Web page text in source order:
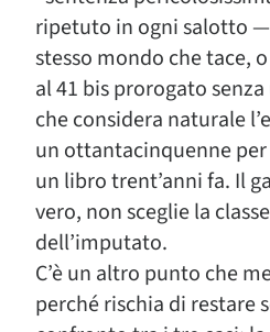
ripetuto in ogni salotto
stesso mondo che tace,
al 41 bis prorogato
che considera naturale
un ottantacinquenne
un libro trent’anni fa. Il
vero, non sceglie la
dell’imputato.
C’è un altro punto che
perché rischia di restare